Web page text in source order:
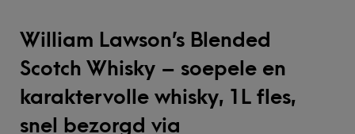
William Lawson’s Blended
Scotch Whisky – soepele en
karaktervolle whisky, 1L fles,
snel bezorgd via